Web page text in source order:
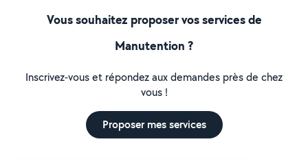
Vous souhaitez proposer vos services de
Manutention ?
Inscrivez-vous et répondez aux demandes près de chez
vous !
Proposer mes services